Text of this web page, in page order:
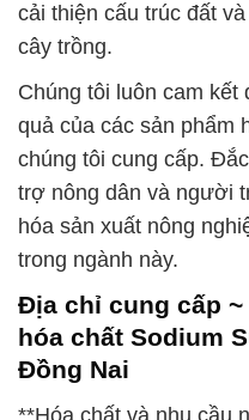
cải thiện cấu trúc đất
cây trồng.
Chúng tôi luôn cam
quả của các sản phẩm
chúng tôi cung cấp.
trợ nông dân và người
hóa sản xuất nông
trong ngành này.
Địa chỉ cung cấp
hóa chất Sodium
Đồng Nai
**Hóa chất và nhu cầu